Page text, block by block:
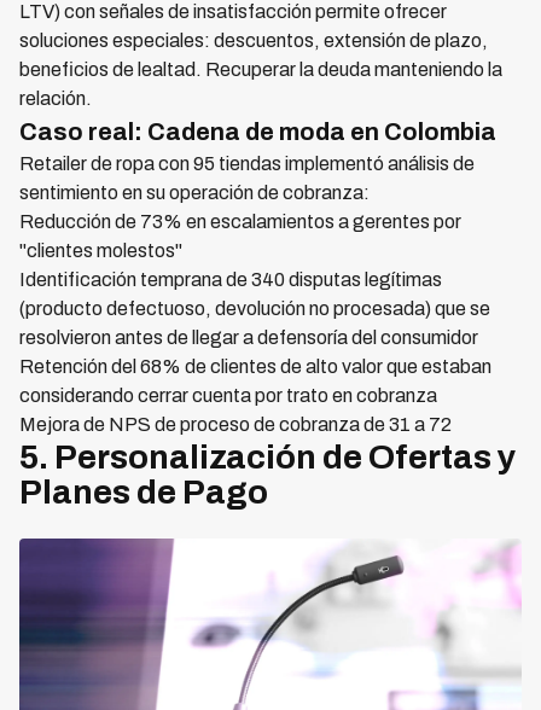
LTV) con señales de insatisfacción permite ofrecer
soluciones especiales: descuentos, extensión de plazo,
beneficios de lealtad. Recuperar la deuda manteniendo la
relación.
Caso real: Cadena de moda en Colombia
Retailer de ropa con 95 tiendas implementó análisis de
sentimiento en su operación de cobranza:
Reducción de 73% en escalamientos a gerentes por
"clientes molestos"
Identificación temprana de 340 disputas legítimas
(producto defectuoso, devolución no procesada) que se
resolvieron antes de llegar a defensoría del consumidor
Retención del 68% de clientes de alto valor que estaban
considerando cerrar cuenta por trato en cobranza
Mejora de NPS de proceso de cobranza de 31 a 72
5. Personalización de Ofertas y
Planes de Pago